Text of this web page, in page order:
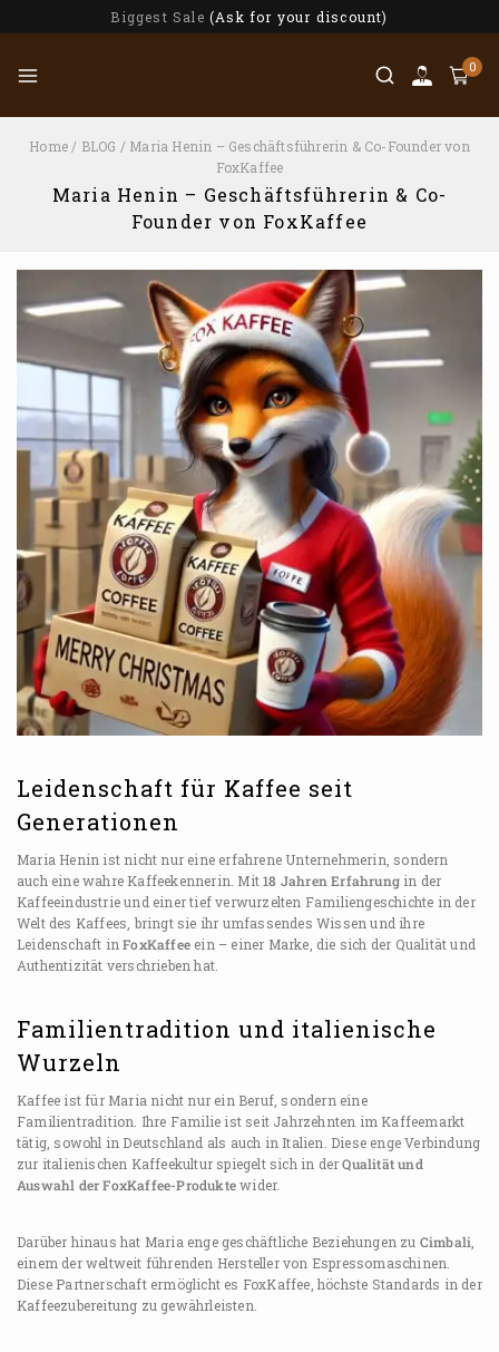
Biggest Sale (Ask for your discount)
0
Home / BLOG / Maria Henin – Geschäftsführerin & Co-Founder von
FoxKaffee
Maria Henin – Geschäftsführerin & Co-
Founder von FoxKaffee
Leidenschaft für Kaffee seit
Generationen
Maria Henin ist nicht nur eine erfahrene Unternehmerin, sondern
auch eine wahre Kaffeekennerin. Mit18 Jahren Erfahrung in der
Kaffeeindustrie und einer tief verwurzelten Familiengeschichte in der
Welt des Kaffees, bringt sie ihr umfassendes Wissen und ihre
Leidenschaft inFoxKaffee ein – einer Marke, die sich der Qualität und
Authentizität verschrieben hat.
Familientradition und italienische
Wurzeln
Kaffee ist für Maria nicht nur ein Beruf, sondern eine
Familientradition. Ihre Familie ist seit Jahrzehnten im Kaffeemarkt
tätig, sowohl in Deutschland als auch in Italien. Diese enge Verbindung
zur italienischen Kaffeekultur spiegelt sich in derQualität und
Auswahl der FoxKaffee-Produktewider.
Darüber hinaus hat Maria enge geschäftliche Beziehungen zu Cimbali
einem der weltweit führenden Hersteller von Espressomaschinen.
Diese Partnerschaft ermöglicht es FoxKaffee, höchste Standards in der
Kaffeezubereitung zu gewährleisten.